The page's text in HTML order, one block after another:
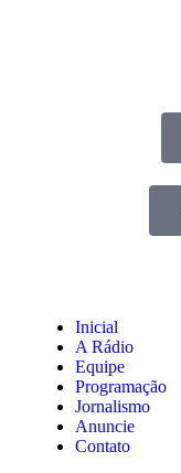
Inicial
A Rádio
Equipe
Programação
Jornalismo
Anuncie
Contato